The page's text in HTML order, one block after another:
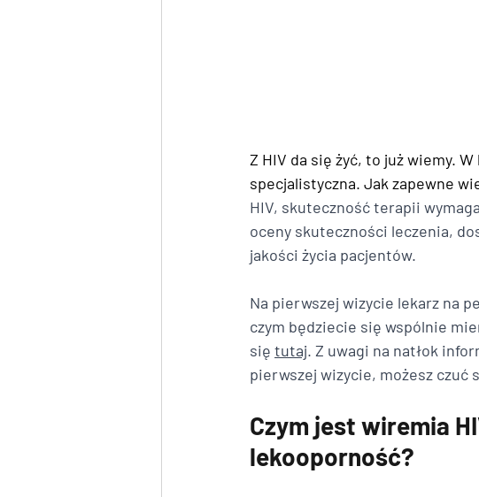
Z HIV da się żyć, to już wiemy.
specjalistyczna. Jak zapewne
HIV, skuteczność terapii
oceny skuteczności leczenia,
jakości życia pacjentów.
Na pierwszej wizycie lekarz na
czym będziecie się wspólnie
się tutaj. Z uwagi na natłok
pierwszej wizycie, możesz czuć
Czym jest wiremia
lekooporność?